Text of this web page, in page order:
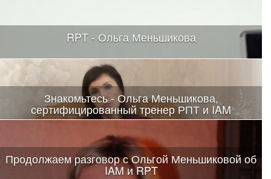
RPT - Ольга Меньшикова
Знакомьтесь - Ольга Меньшикова,
сертифицированный тренер РПТ и IAM
Продолжаем разговор с Ольгой Меньшиковой об
IAM и RPT